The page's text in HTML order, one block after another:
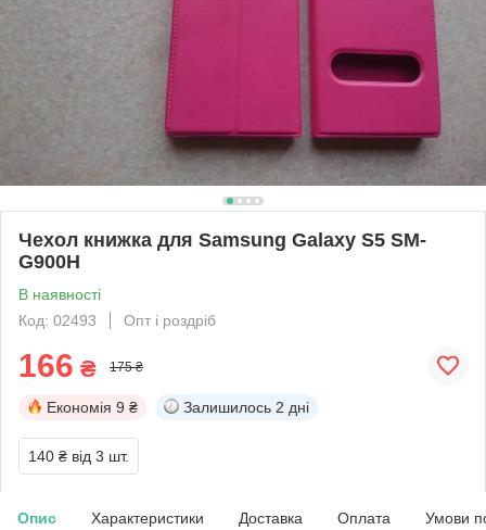
Чехол книжка для Samsung Galaxy S5 SM-
G900H
В наявності
Код: 02493
Опт і роздріб
166 ₴ 175 ₴
Економія 9 ₴ Залишилось 2 дні
140 ₴ від 3 шт.
Опис Характеристики Доставка Оплата Умови